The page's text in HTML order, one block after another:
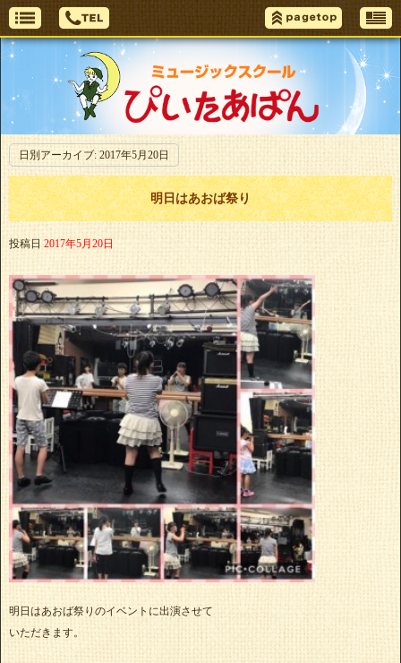
日別アーカイブ: 2017年5月20日
明日はあおば祭り
投稿日 2017年5月20日
明日はあおば祭りのイベントに出演させて
いただきます。